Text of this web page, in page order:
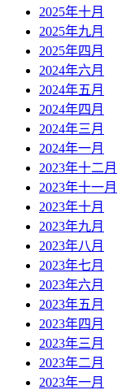
2025年十月
2025年九月
2025年四月
2024年六月
2024年五月
2024年四月
2024年三月
2024年一月
2023年十二月
2023年十一月
2023年十月
2023年九月
2023年八月
2023年七月
2023年六月
2023年五月
2023年四月
2023年三月
2023年二月
2023年一月